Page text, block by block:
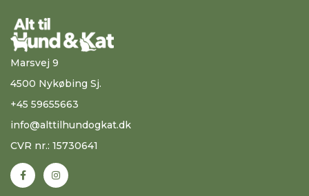
Marsvej 9
4500 Nykøbing Sj.
+45 59655663
info@alttilhundogkat.dk
CVR nr.: 15730641